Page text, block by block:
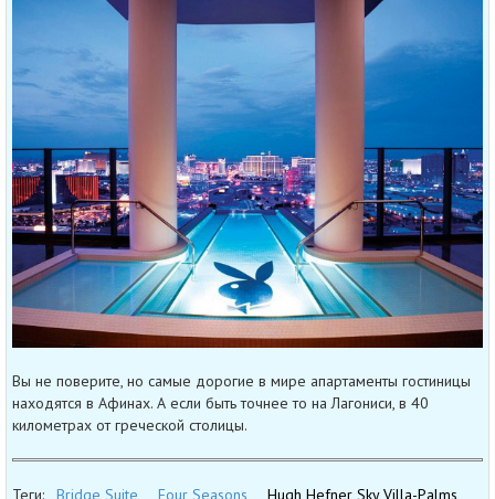
Вы не поверите, но самые дорогие в мире апартаменты гостиницы
находятся в Афинах. А если быть точнее то на Лагониси, в 40
километрах от греческой столицы.
Теги: Bridge Suite Four Seasons
Hugh Hefner Sky Villa-Palms